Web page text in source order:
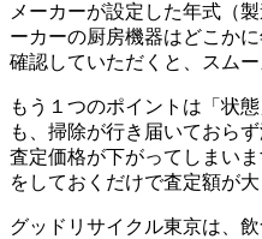
メーカーが設定した年式（
ーカーの厨房機器はどこか
確認していただくと、スム
もう１つのポイントは「状
も、掃除が行き届いておら
査定価格が下がってしまい
をしておくだけで査定額が大
グッドリサイクル東京は、